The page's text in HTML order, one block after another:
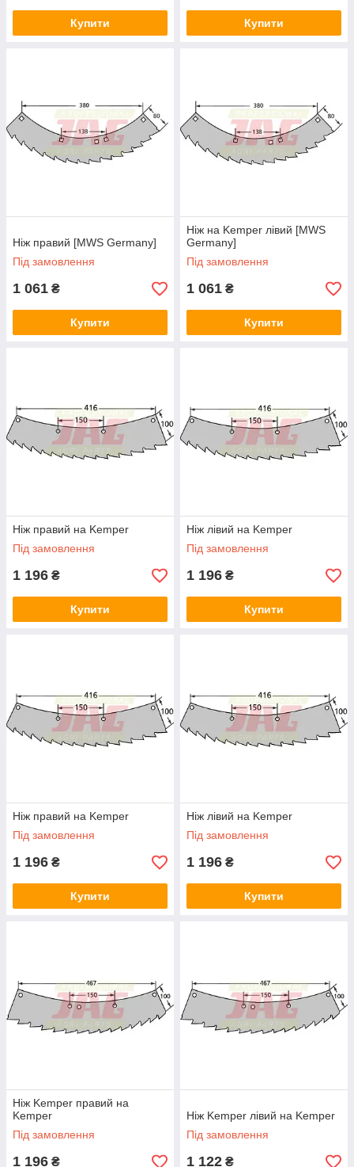
Купити Купити
Ніж правий [MWS Germany]
Під замовлення
1 061 ₴
Купити
Ніж на Kemper лівий [MWS
Germany]
Під замовлення
1 061 ₴
Купити
Ніж правий на Kemper
Під замовлення
1 196 ₴
Купити
Ніж лівий на Kemper
Під замовлення
1 196 ₴
Купити
Ніж правий на Kemper
Під замовлення
1 196 ₴
Купити
Ніж лівий на Kemper
Під замовлення
1 196 ₴
Купити
Ніж Kemper правий на
Kemper
Під замовлення
1 196 ₴
Ніж Kemper лівий на Kemper
Під замовлення
1 122 ₴